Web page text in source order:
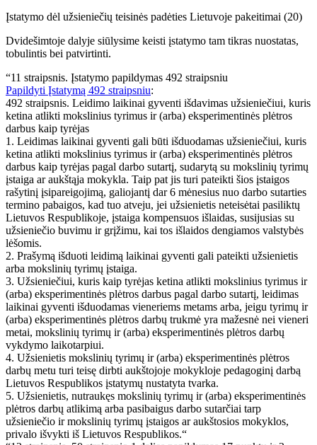
Įstatymo dėl užsieniečių teisinės padėties Lietuvoje pakeitimai (20)
Dvidešimtoje dalyje siūlysime keisti įstatymo tam tikras nuostatas,
tobulintis bei patvirtinti.
“11 straipsnis. Įstatymo papildymas 492 straipsniu
Papildyti Įstatymą 492 straipsniu:
492 straipsnis. Leidimo laikinai gyventi išdavimas užsieniečiui, kuris
ketina atlikti mokslinius tyrimus ir (arba) eksperimentinės plėtros
darbus kaip tyrėjas
1. Leidimas laikinai gyventi gali būti išduodamas užsieniečiui, kuris
ketina atlikti mokslinius tyrimus ir (arba) eksperimentinės plėtros
darbus kaip tyrėjas pagal darbo sutartį, sudarytą su mokslinių tyrimų
įstaiga ar aukštąja mokykla. Taip pat jis turi pateikti šios įstaigos
rašytinį įsipareigojimą, galiojantį dar 6 mėnesius nuo darbo sutarties
termino pabaigos, kad tuo atveju, jei užsienietis neteisėtai pasiliktų
Lietuvos Respublikoje, įstaiga kompensuos išlaidas, susijusias su
užsieniečio buvimu ir grįžimu, kai tos išlaidos dengiamos valstybės
lėšomis.
2. Prašymą išduoti leidimą laikinai gyventi gali pateikti užsienietis
arba mokslinių tyrimų įstaiga.
3. Užsieniečiui, kuris kaip tyrėjas ketina atlikti mokslinius tyrimus ir
(arba) eksperimentinės plėtros darbus pagal darbo sutartį, leidimas
laikinai gyventi išduodamas vieneriems metams arba, jeigu tyrimų ir
(arba) eksperimentinės plėtros darbų trukmė yra mažesnė nei vieneri
metai, mokslinių tyrimų ir (arba) eksperimentinės plėtros darbų
vykdymo laikotarpiui.
4. Užsienietis mokslinių tyrimų ir (arba) eksperimentinės plėtros
darbų metu turi teisę dirbti aukštojoje mokykloje pedagoginį darbą
Lietuvos Respublikos įstatymų nustatyta tvarka.
5. Užsienietis, nutraukęs mokslinių tyrimų ir (arba) eksperimentinės
plėtros darbų atlikimą arba pasibaigus darbo sutarčiai tarp
užsieniečio ir mokslinių tyrimų įstaigos ar aukštosios mokyklos,
privalo išvykti iš Lietuvos Respublikos.“